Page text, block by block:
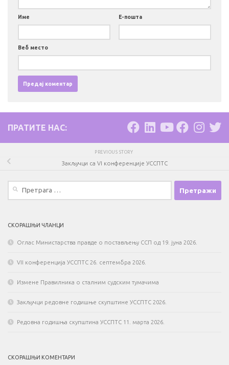
Име Е-пошта
Веб место
ПРАТИТЕ НАС:
PREVIOUS STORY
Закључци са VI конференције УССПТС
СКОРАШЊИ ЧЛАНЦИ
Оглас Министарства правде о постављењу ССП од 19. јуна 2026.
VII конференција УССПТС 26. септембра 2026.
Измене Правилника о сталним судским тумачима
Закључци редовне годишње скупштине УССПТС 2026.
Редовна годишња скупштина УССПТС 11. марта 2026.
СКОРАШЊИ КОМЕНТАРИ